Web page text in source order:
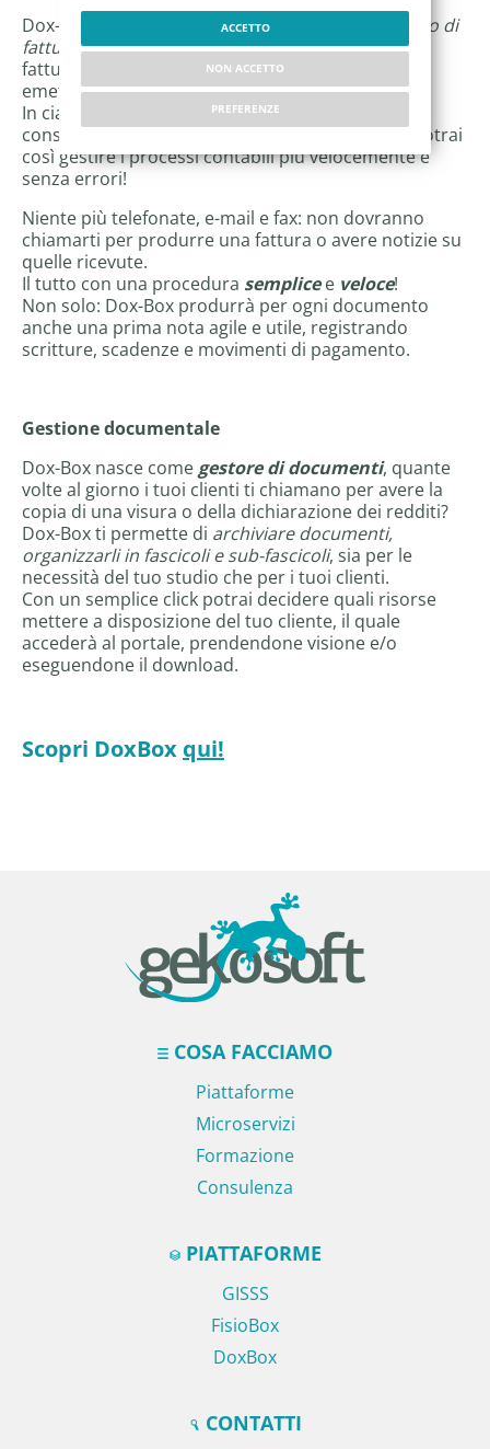
ACCETTO
NON ACCETTO
PREFERENZE
Dox-Box permette di
gestire facilmente il processo di
fatturazionedei clienti e potrai abilitarli alla
fatturazione rendendoli autonomi, oppure potrai
emettere le fatture per conto loro.
In ciascun caso avrai sempre disponibile la
consultazione dei documenti emessi e ricevuti: potrai
così gestire i processi contabili più velocemente e
senza errori!
Niente più telefonate, e-mail e fax: non dovranno
chiamarti per produrre una fattura o avere notizie su
quelle ricevute.
Il tutto con una procedura semplicee veloce!
Non solo: Dox-Box produrrà per ogni documento
anche una prima nota agile e utile, registrando
scritture, scadenze e movimenti di pagamento.
Gestione documentale
Dox-Box nasce come gestore di documenti, quante
volte al giorno i tuoi clienti ti chiamano per avere la
copia di una visura o della dichiarazione dei redditi?
Dox-Box ti permette di archiviare documenti,
organizzarli in fascicoli e sub-fascicoli, sia per le
necessità del tuo studio che per i tuoi clienti.
Con un semplice click potrai decidere quali risorse
mettere a disposizione del tuo cliente, il quale
accederà al portale, prendendone visione e/o
eseguendone il download.
Scopri DoxBox qui!
COSA FACCIAMO
Piattaforme
Microservizi
Formazione
Consulenza
PIATTAFORME
GISSS
FisioBox
DoxBox
CONTATTI